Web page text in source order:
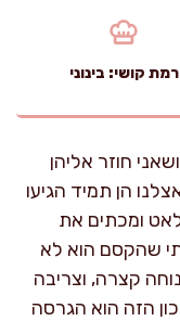
רמת קושי: בינוני
חוזר אליהן
הן תמיד הגיעו
ומכתים את
שהקסם הוא לא
קצרה, וצריבה
הזה הוא הגרסה